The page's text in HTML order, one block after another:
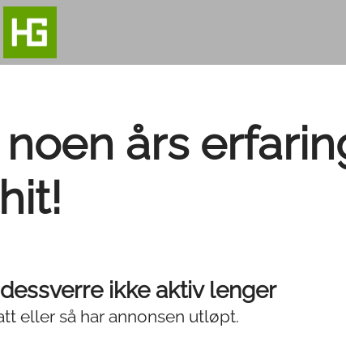
års
hit!
ikke aktiv lenger
eller så har annonsen utløpt.